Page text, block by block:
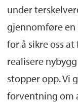
under
gjennomføre en
for å sikre oss
realisere
stopper opp. Vi
forventning om